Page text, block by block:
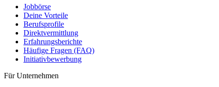
Jobbörse
Deine Vorteile
Berufsprofile
Direktvermittlung
Erfahrungsberichte
Häufige Fragen (FAQ)
Initiativ­bewerbung
Für Unternehmen